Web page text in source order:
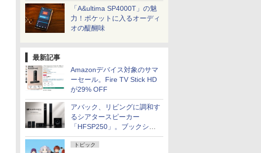
「A&ultima SP4000T」の魅
力！ポケットに入るオーディ
オの醍醐味
最新記事
Amazonデバイス対象のサマ
ーセール。Fire TV Stick HD
が29% OFF
アバック、リビングに調和す
るシアタースピーカー
「HFSP250」。ブックシェ
ルフはペア3万円以下
トピック